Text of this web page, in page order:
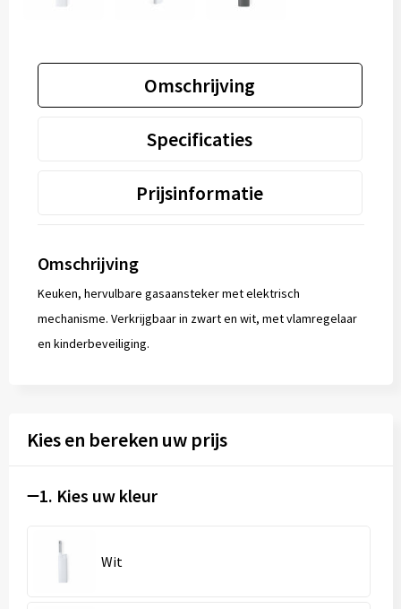
Omschrijving
Specificaties
Prijsinformatie
Omschrijving
Keuken, hervulbare gasaansteker met elektrisch
mechanisme. Verkrijgbaar in zwart en wit, met vlamregelaar
en kinderbeveiliging.
Kies en bereken uw prijs
1. Kies uw kleur
Wit